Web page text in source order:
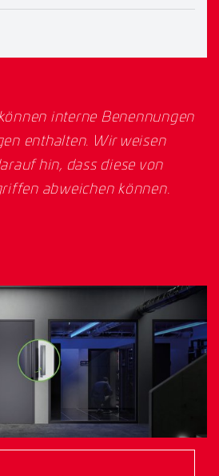
interne Benennungen
enthalten. Wir weisen
hin, dass diese von
abweichen können.